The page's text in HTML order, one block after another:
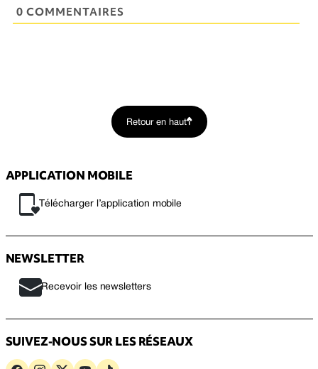
0 COMMENTAIRES
Retour en haut
APPLICATION MOBILE
Télécharger l’application mobile
NEWSLETTER
Recevoir les newsletters
SUIVEZ-NOUS SUR LES RÉSEAUX